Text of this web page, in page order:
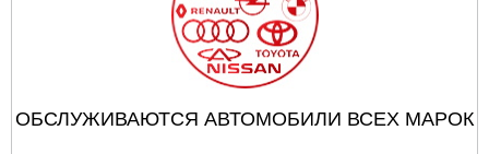
ОБСЛУЖИВАЮТСЯ АВТОМОБИЛИ ВСЕХ МАРОК